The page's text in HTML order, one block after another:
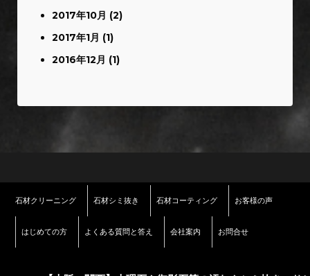
2017年10月 (2)
2017年1月 (1)
2016年12月 (1)
石材クリーニング 石材シミ抜き 石材コーティング お客様の声
はじめての方 よくある質問と答え 会社案内 お問合せ